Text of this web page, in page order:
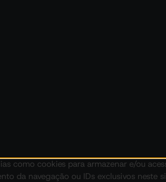
como cookies para armazenar e/ou
da navegação ou IDs exclusivos